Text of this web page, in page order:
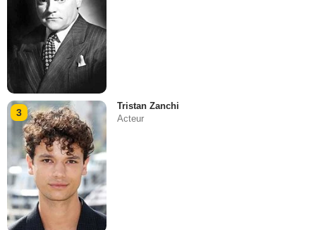
3
Tristan Zanchi
Acteur